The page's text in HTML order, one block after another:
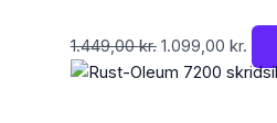
1.449,00kr. 1.099,00 kr.